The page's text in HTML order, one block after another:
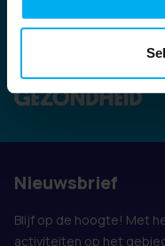
Ook vertegenwoordigd
Nieuwsbrief
Blijf op de hoogte! Met
activiteiten op het